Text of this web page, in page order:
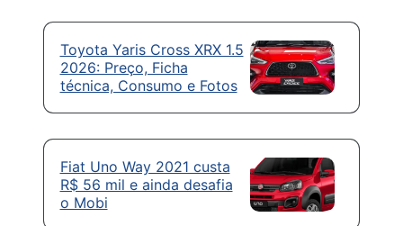
Toyota Yaris Cross XRX 1.5
2026: Preço, Ficha
técnica, Consumo e Fotos
Fiat Uno Way 2021 custa
R$ 56 mil e ainda desafia
o Mobi